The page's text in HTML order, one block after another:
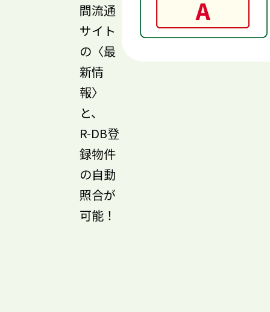
間流通
サイト
の〈最
新情
報〉
と、
R-DB登
録物件
の自動
照合が
可能！